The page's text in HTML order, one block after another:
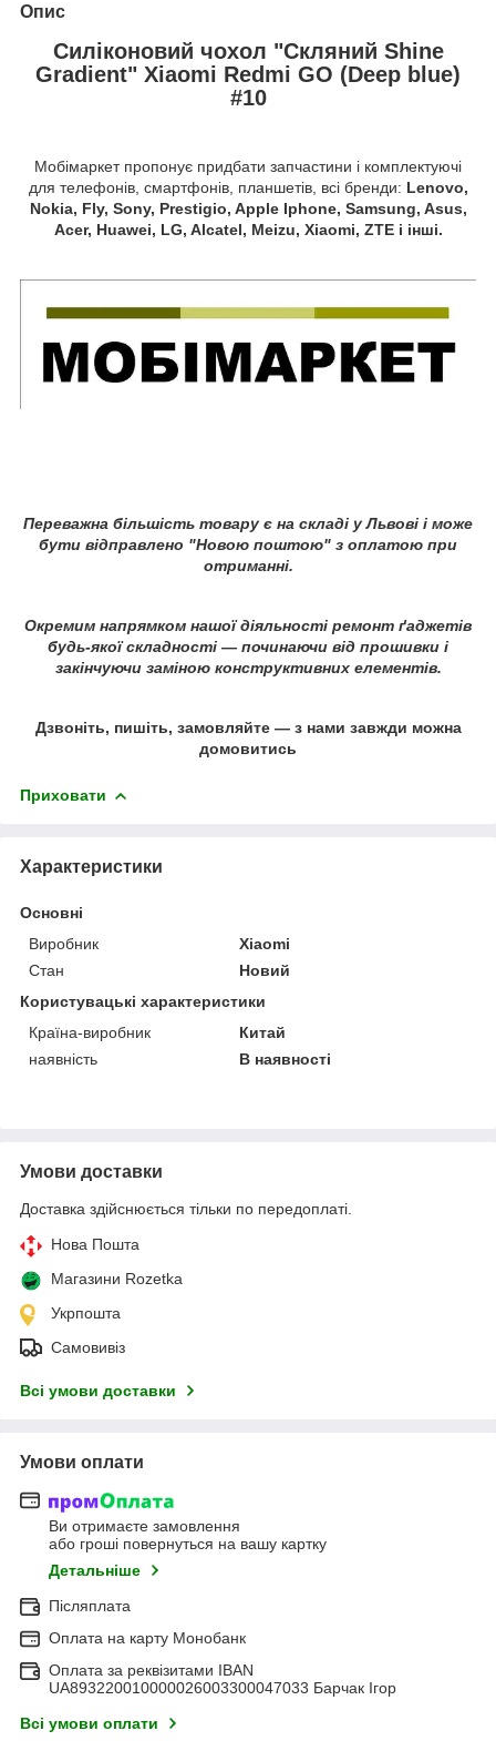
Опис
Силіконовий чохол "Скляний Shine
Gradient" Xiaomi Redmi GO (Deep blue)
#10
Мобімаркет пропонує придбати запчастини і комплектуючі
для телефонів, смартфонів, планшетів, всі бренди: Lenovo,
Nokia, Fly, Sony, Prestigio, Apple Iphone, Samsung, Asus,
Acer, Huawei, LG, Alcatel, Meizu, Xiaomi, ZTE і інші.
Переважна більшість товару є на складі у Львові і може
бути відправлено "Новою поштою" з оплатою при
отриманні.
Окремим напрямком нашої діяльності ремонт ґаджетів
будь-якої складності ― починаючи від прошивки і
закінчуючи заміною конструктивних елементів.
Дзвоніть, пишіть, замовляйте ― з нами завжди можна
домовитись
Приховати
Характеристики
Основні
Виробник
Xiaomi
Стан
Новий
Користувацькі характеристики
Країна-виробник
Китай
наявність
В наявності
Умови доставки
Доставка здійснюється тільки по передоплаті.
Нова Пошта
Магазини Rozetka
Укрпошта
Самовивіз
Всі умови доставки
Умови оплати
Ви отримаєте замовлення
або гроші повернуться на вашу картку
Детальніше
Післяплата
Оплата на карту Монобанк
Оплата за реквізитами IBAN
UA893220010000026003300047033 Барчак Ігор
Всі умови оплати